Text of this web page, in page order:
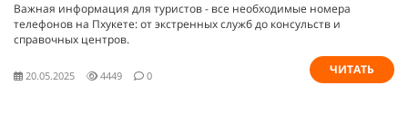
Важная информация для туристов - все необходимые номера
телефонов на Пхукете: от экстренных служб до консульств и
справочных центров.
20.05.2025 4449 0 ЧИТАТЬ